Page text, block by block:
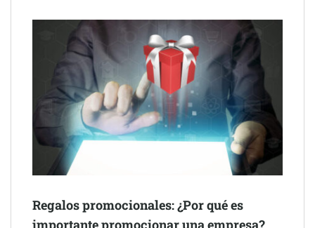
IA ya no es suficiente para los profesionales de la arquitectura
Regalos promocionales: ¿Por qué es